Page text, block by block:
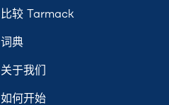
比较 Tarmack
词典
关于我们
如何开始